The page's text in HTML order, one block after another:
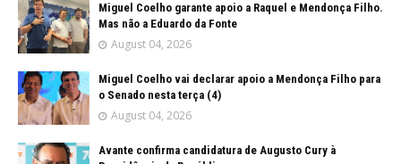
Miguel Coelho garante apoio a Raquel e Mendonça Filho.
Mas não a Eduardo da Fonte
August 04, 2026
Miguel Coelho vai declarar apoio a Mendonça Filho para
o Senado nesta terça (4)
August 04, 2026
Avante confirma candidatura de Augusto Cury à